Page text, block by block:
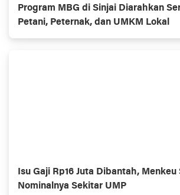
Program MBG di Sinjai Diarahkan
Petani, Peternak, dan UMKM Lokal
Isu Gaji Rp16 Juta Dibantah, Menkeu
Nominalnya Sekitar UMP